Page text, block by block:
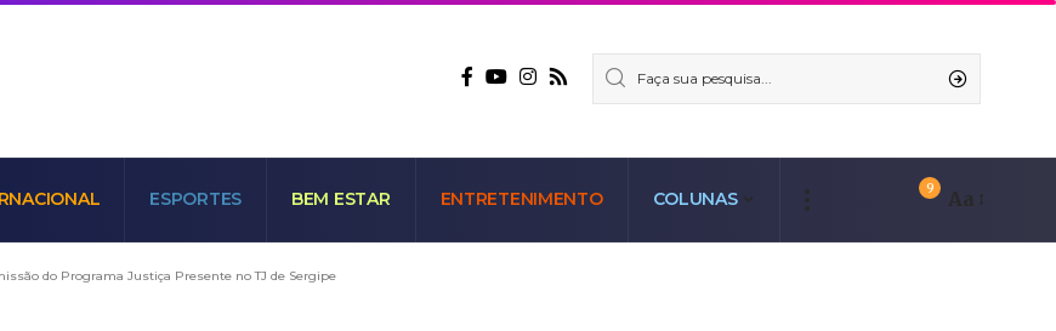
ESPORTES BEM ESTAR ENTRETENIMENTO COLUNAS
9 Aa
do Programa Justiça Presente no TJ de Sergipe